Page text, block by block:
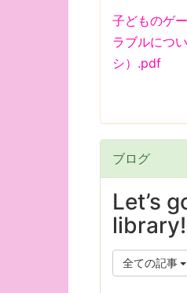
子どものゲ
ラブルにつ
シ）.pdf
ブログ
Let’s
全ての記事